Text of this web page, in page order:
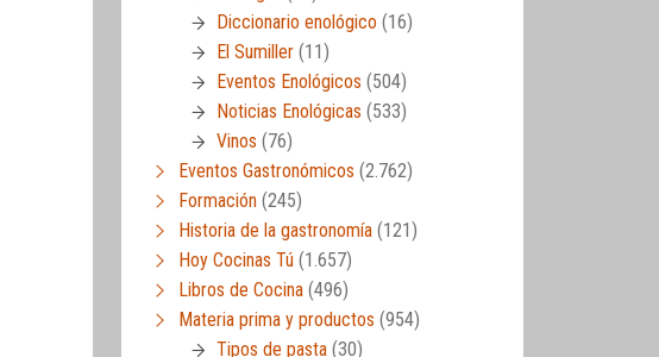
Diccionario enológico (16)
El Sumiller (11)
Eventos Enológicos (504)
Noticias Enológicas (533)
Vinos (76)
Eventos Gastronómicos (2.762)
Formación (245)
Historia de la gastronomía (121)
Hoy Cocinas Tú (1.657)
Libros de Cocina (496)
Materia prima y productos (954)
Tipos de pasta (30)